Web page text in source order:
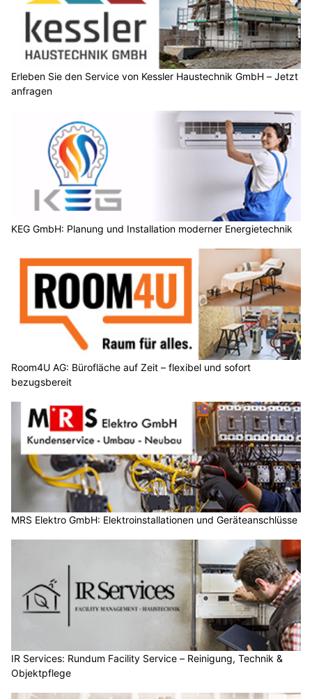
Erleben Sie den Service von Kessler Haustechnik GmbH – Jetzt
anfragen
KEG GmbH: Planung und Installation moderner Energietechnik
Room4U AG: Bürofläche auf Zeit – flexibel und sofort
bezugsbereit
MRS Elektro GmbH: Elektroinstallationen und Geräteanschlüsse
IR Services: Rundum Facility Service – Reinigung, Technik &
Objektpflege